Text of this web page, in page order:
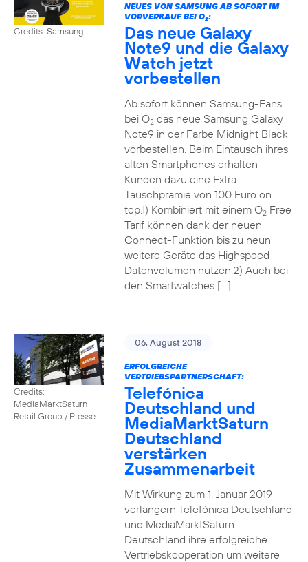
Credits: Samsung
NEUES VON SAMSUNG AB SOFORT IM
VORVERKAUF BEI O2:
Das neue Galaxy
Note9 und die Galaxy
Watch jetzt
vorbestellen
Ab sofort können Samsung-Fans
bei O2das neue Samsung Galaxy
Note9 in der Farbe Midnight Black
vorbestellen. Beim Eintausch ihres
alten Smartphones erhalten
Kunden dazu eine Extra-
Tauschprämie von 100 Euro on
top.1) Kombiniert mit einem O2Free
Tarif können dank der neuen
Connect-Funktion bis zu neun
weitere Geräte das Highspeed-
Datenvolumen nutzen.2) Auch bei
den Smartwatches […]
Credits:
MediaMarktSaturn
Retail Group / Presse
06. August 2018
ERFOLGREICHE
VERTRIEBSPARTNERSCHAFT:
Telefónica
Deutschland und
MediaMarktSaturn
Deutschland
verstärken
Zusammenarbeit
Mit Wirkung zum 1. Januar 2019
verlängern Telefónica Deutschland
und MediaMarktSaturn
Deutschland ihre erfolgreiche
Vertriebskooperation um weitere